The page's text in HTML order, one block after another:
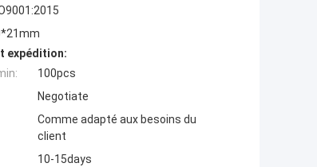
expédition:
100pcs
Negotiate
Comme adapté aux besoins du
client
10-15days